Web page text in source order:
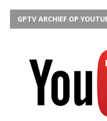
GPTV ARCHIEF OP